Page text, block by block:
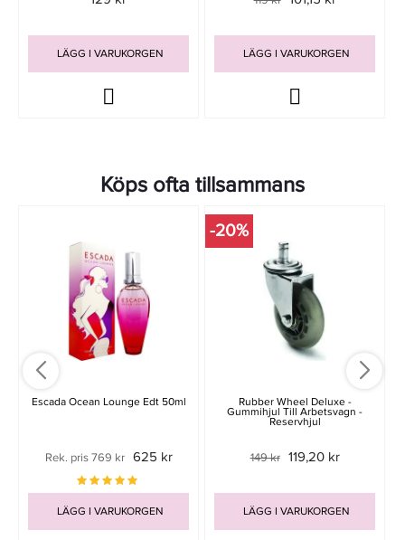
LÄGG I VARUKORGEN LÄGG I VARUKORGEN
Köps ofta tillsammans
Escada Ocean Lounge Edt 50ml
Rek. pris 769 kr 625 kr
LÄGG I VARUKORGEN
-20%
Rubber Wheel Deluxe -
Gummihjul Till Arbetsvagn -
Reservhjul
149 kr 119,20 kr
LÄGG I VARUKORGEN